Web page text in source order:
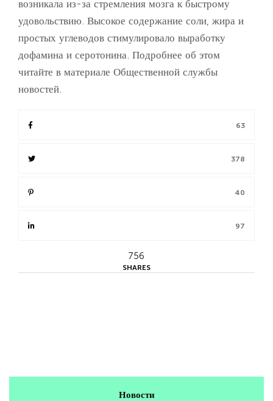
63
378
40
97
756
SHARES
возникала из-за стремления мозга к быстрому
удовольствию. Высокое содержание соли, жира и
простых углеводов стимулировало выработку
дофамина и серотонина. Подробнее об этом
читайте в материале Общественной службы
новостей.
Новости